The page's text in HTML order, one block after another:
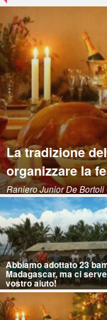
La tradizione
organizzare la
Raniero Junior De Bortoli
Abbiamo adottato 23
Madagascar, ma ci
vostro aiuto!